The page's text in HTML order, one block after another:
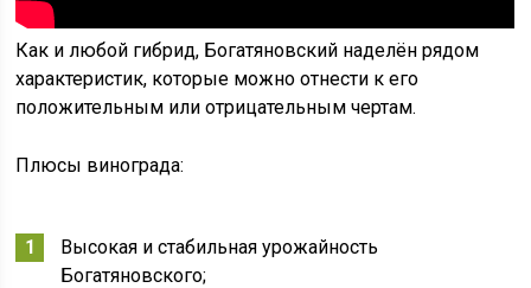
Как и любой гибрид, Богатяновский наделён рядом
характеристик, которые можно отнести к его
положительным или отрицательным чертам.
Плюсы винограда:
Высокая и стабильная урожайность
Богатяновского;